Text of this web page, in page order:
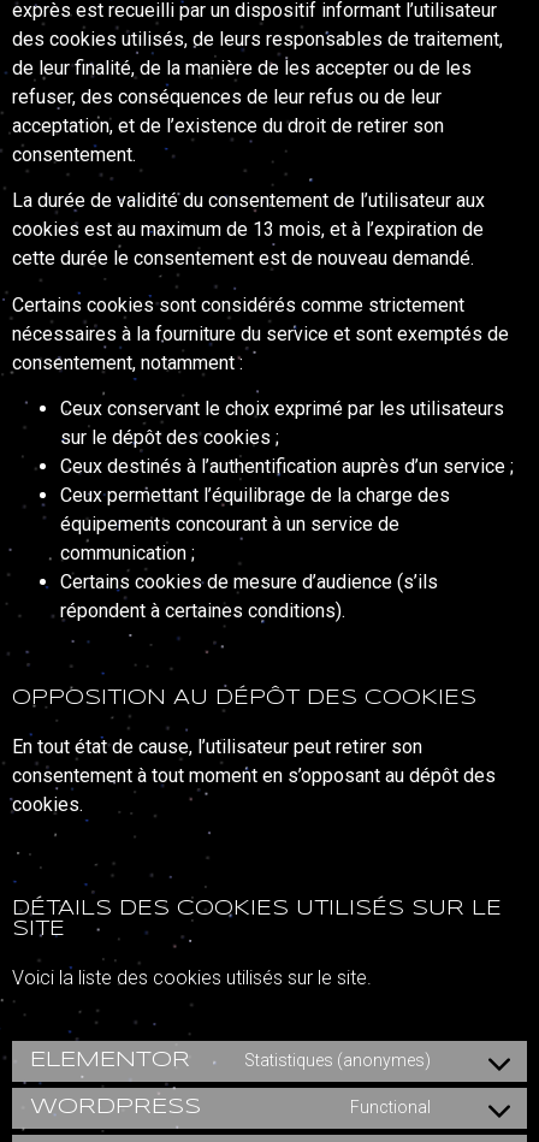
exprès est recueilli par un dispositif informant l’utilisateur
des cookies utilisés, de leurs responsables de traitement,
de leur finalité, de la manière de les accepter ou de les
refuser, des conséquences de leur refus ou de leur
acceptation, et de l’existence du droit de retirer son
consentement.
La durée de validité du consentement de l’utilisateur aux
cookies est au maximum de 13 mois, et à l’expiration de
cette durée le consentement est de nouveau demandé.
Certains cookies sont considérés comme strictement
nécessaires à la fourniture du service et sont exemptés de
consentement, notamment :
Ceux conservant le choix exprimé par les utilisateurs
sur le dépôt des cookies ;
Ceux destinés à l’authentification auprès d’un service ;
Ceux permettant l’équilibrage de la charge des
équipements concourant à un service de
communication ;
Certains cookies de mesure d’audience (s’ils
répondent à certaines conditions).
OPPOSITION AU DÉPÔT DES COOKIES
En tout état de cause, l’utilisateur peut retirer son
consentement à tout moment en s’opposant au dépôt des
cookies.
DÉTAILS DES COOKIES UTILISÉS SUR LE
SITE
Voici la liste des cookies utilisés sur le site.
ELEMENTOR Statistiques (anonymes)
WORDPRESS Functional